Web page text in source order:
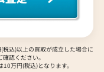
込)以上の買取が成立した場合に
認ください。
万円(税込)となります。